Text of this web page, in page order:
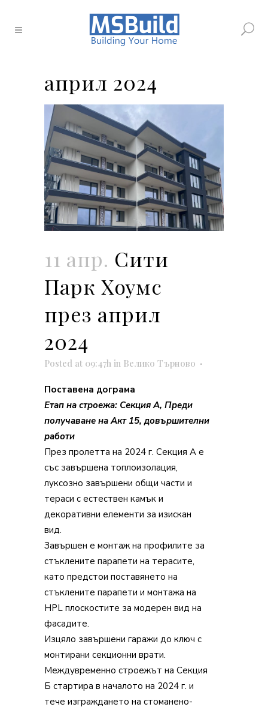
април 2024
11 апр. Сити
Парк Хоумс
през април
2024
Posted at 09:47h in Велико Търново
Поставена дограма
Етап на строежа: Секция А, Преди
получаване на Акт 15, довършителни
работи
През пролетта на 2024 г. Секция А е
със завършена топлоизолация,
луксозно завършени общи части и
тераси с естествен камък и
декоративни елементи за изискан
вид.
Завършен е монтаж на профилите за
стъклените парапети на терасите,
като предстои поставянето на
стъклените парапети и монтажа на
HPL плоскостите за модерен вид на
фасадите.
Изцяло завършени гаражи до ключ с
монтирани секционни врати.
Междувременно строежът на Секция
Б стартира в началото на 2024 г. и
тече изграждането на стоманено-